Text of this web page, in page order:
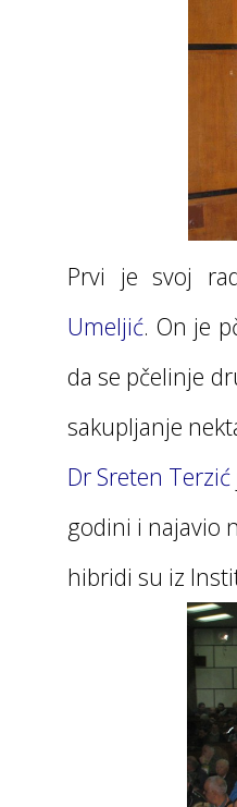
Prvi je svoj
Umeljić. On je
da se pčelinje
sakupljanje
Dr Sreten Terzić
godini i najavio
hibridi su iz